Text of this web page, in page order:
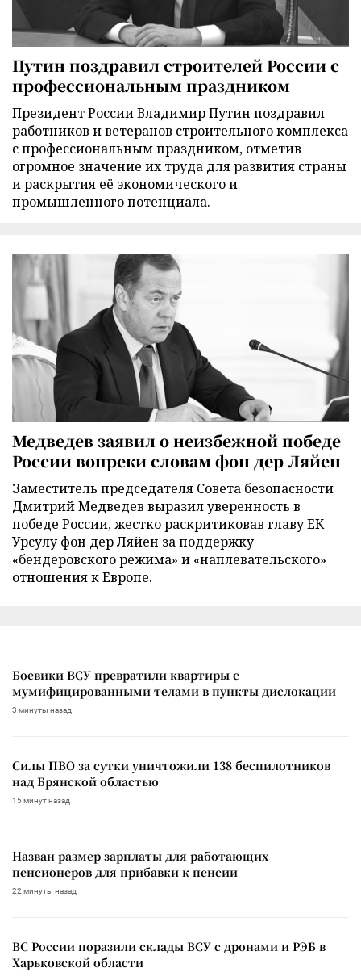
Путин поздравил строителей России с
профессиональным праздником
Президент России Владимир Путин поздравил
работников и ветеранов строительного комплекса
с профессиональным праздником, отметив
огромное значение их труда для развития страны
и раскрытия её экономического и
промышленного потенциала.
Медведев заявил о неизбежной победе
России вопреки словам фон дер Ляйен
Заместитель председателя Совета безопасности
Дмитрий Медведев выразил уверенность в
победе России, жестко раскритиковав главу ЕК
Урсулу фон дер Ляйен за поддержку
«бендеровского режима» и «наплевательского»
отношения к Европе.
Боевики ВСУ превратили квартиры с
мумифицированными телами в пункты дислокации
3 минуты назад
Силы ПВО за сутки уничтожили 138 беспилотников
над Брянской областью
15 минут назад
Назван размер зарплаты для работающих
пенсионеров для прибавки к пенсии
22 минуты назад
ВС России поразили склады ВСУ с дронами и РЭБ в
Харьковской области